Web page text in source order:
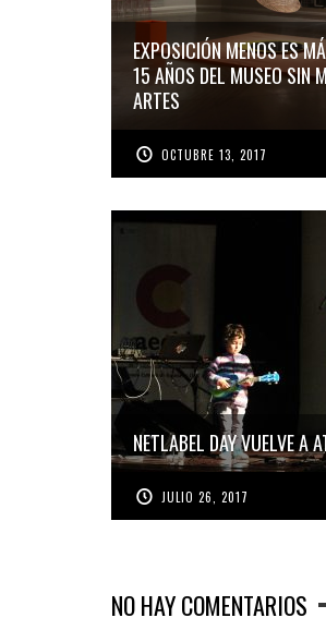
EXPOSICIÓN MENOS ES
15 AÑOS DEL MUSEO SIN
ARTES
OCTUBRE 13, 2017
NETLABEL DAY VUELVE A
JULIO 26, 2017
NO HAY COMENTARIOS